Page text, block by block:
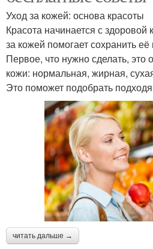
Уход за кожей: основа красоты
Красота начинается с
за кожей помогает сохранить
Первое, что нужно сделать, это
кожи: нормальная, жирная,
Это поможет подобрать
читать дальше →